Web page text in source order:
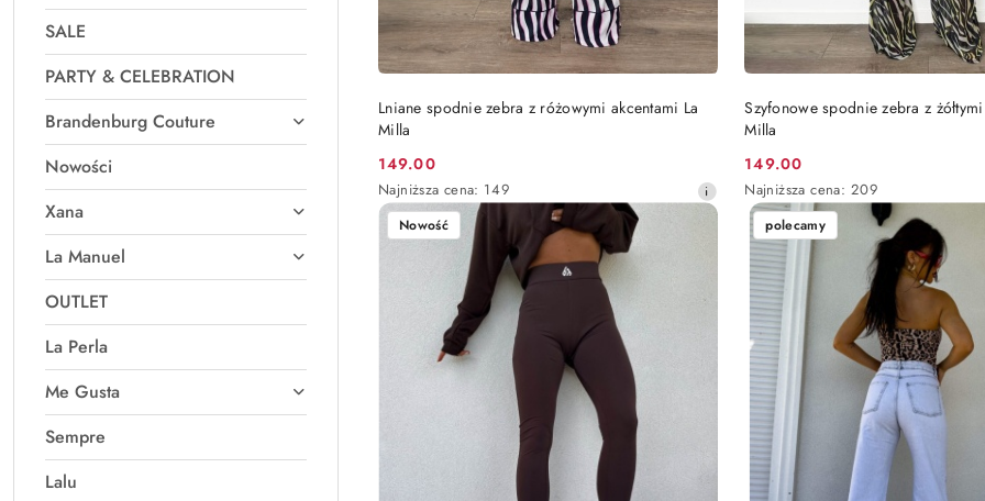
SALE
PARTY & CELEBRATION
Brandenburg Couture
Nowości
Xana
La Manuel
OUTLET
La Perla
Me Gusta
Sempre
Lalu
Lniane spodnie zebra z różowymi akcentami La
Milla
Cena
promocyjna:
149.00
Najniższa
cena
Najniższa cena: 149
DO KOSZYKA
Szyfonowe spodnie zebra z
Milla
Cena
promocyjna:
149.00
Najniższa
cena
z
30
dni
przed
obniżką
Najniższa cena: 209
DO KOSZYKA
Nowość polecamy